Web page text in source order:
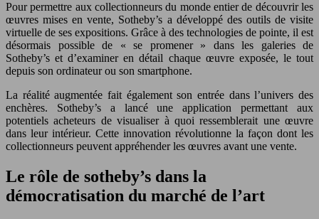
Pour permettre aux collectionneurs du monde entier de découvrir les
œuvres mises en vente, Sotheby’s a développé des outils de visite
virtuelle de ses expositions. Grâce à des technologies de pointe, il est
désormais possible de « se promener » dans les galeries de
Sotheby’s et d’examiner en détail chaque œuvre exposée, le tout
depuis son ordinateur ou son smartphone.
La réalité augmentée fait également son entrée dans l’univers des
enchères. Sotheby’s a lancé une application permettant aux
potentiels acheteurs de visualiser à quoi ressemblerait une œuvre
dans leur intérieur. Cette innovation révolutionne la façon dont les
collectionneurs peuvent appréhender les œuvres avant une vente.
Le rôle de sotheby’s dans la
démocratisation du marché de l’art